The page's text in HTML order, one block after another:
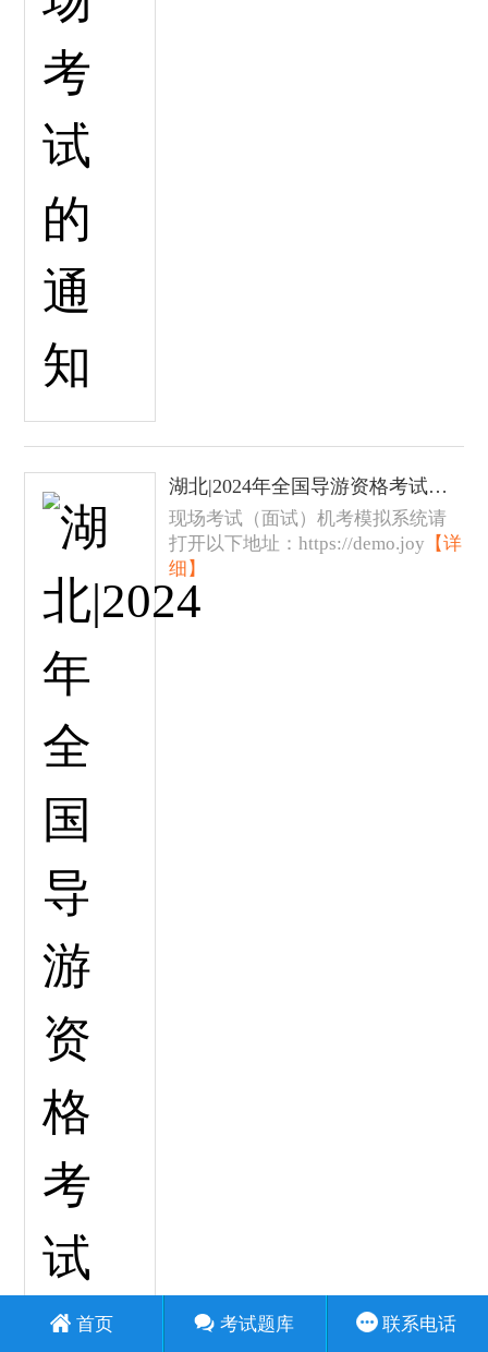
湖北|2024年全国导游资格考试现场考试（面试）机考模拟系统
现场考试（面试）机考模拟系统请
打开以下地址：https://demo.joy 【详
细】
首页 考试题库 联系电话